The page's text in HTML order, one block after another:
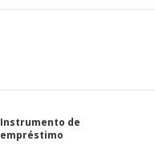
Instrumento de
empréstimo